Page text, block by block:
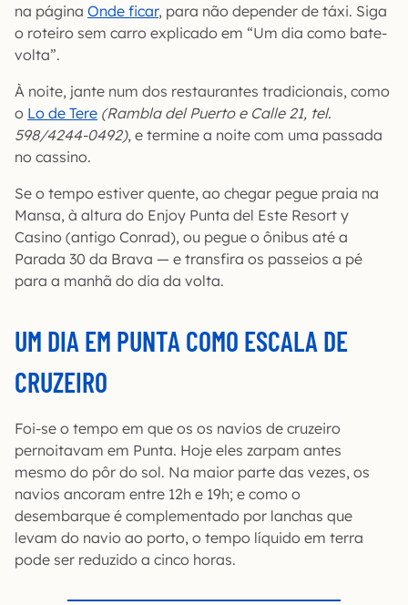
na página Onde ficar, para não depender de táxi. Siga
o roteiro sem carro explicado em “Um dia como bate-
volta”.
À noite, jante num dos restaurantes tradicionais, como
o Lo de Tere (Rambla del Puerto e Calle 21, tel.
598/4244-0492), e termine a noite com uma passada
no cassino.
Se o tempo estiver quente, ao chegar pegue praia na
Mansa, à altura do Enjoy Punta del Este Resort y
Casino (antigo Conrad), ou pegue o ônibus até a
Parada 30 da Brava — e transfira os passeios a pé
para a manhã do dia da volta.
UM DIA EM PUNTA COMO ESCALA DE
CRUZEIRO
Foi-se o tempo em que os os navios de cruzeiro
pernoitavam em Punta. Hoje eles zarpam antes
mesmo do pôr do sol. Na maior parte das vezes, os
navios ancoram entre 12h e 19h; e como o
desembarque é complementado por lanchas que
levam do navio ao porto, o tempo líquido em terra
pode ser reduzido a cinco horas.